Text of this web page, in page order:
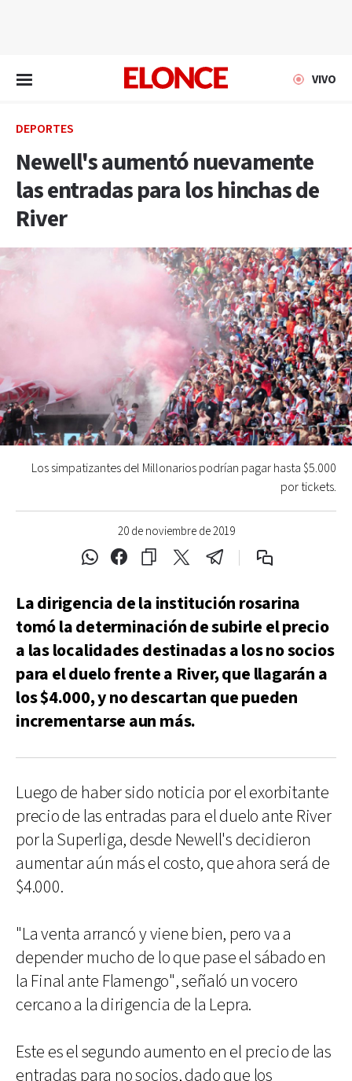
VIVO
DEPORTES
Newell's aumentó nuevamente
las entradas para los hinchas de
River
20 de noviembre de 2019
Los simpatizantes del Millonarios podrían pagar hasta $5.000
por tickets.
La dirigencia de la institución rosarina
tomó la determinación de subirle el precio
a las localidades destinadas a los no socios
para el duelo frente a River, que llagarán a
los $4.000, y no descartan que pueden
incrementarse aun más.
Luego de haber sido noticia por el exorbitante
precio de las entradas para el duelo ante River
por la Superliga, desde Newell's decidieron
aumentar aún más el costo, que ahora será de
$4.000.
"La venta arrancó y viene bien, pero va a
depender mucho de lo que pase el sábado en
la Final ante Flamengo", señaló un vocero
cercano a la dirigencia de la Lepra.
Este es el segundo aumento en el precio de las
entradas para no socios, dado que los